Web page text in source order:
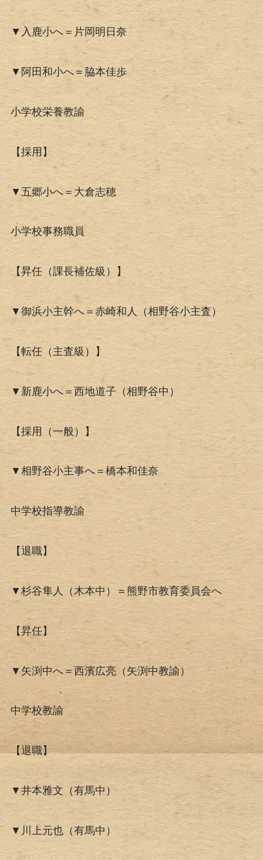
▼入鹿小へ＝片岡明日奈
▼阿田和小へ＝脇本佳歩
小学校栄養教諭
【採用】
▼五郷小へ＝大倉志穂
小学校事務職員
【昇任（課長補佐級）】
▼御浜小主幹へ＝赤崎和人（相野谷小主査）
【転任（主査級）】
▼新鹿小へ＝西地道子（相野谷中）
【採用（一般）】
▼相野谷小主事へ＝橋本和佳奈
中学校指導教諭
【退職】
▼杉谷隼人（木本中）＝熊野市教育委員会へ
【昇任】
▼矢渕中へ＝西濱広亮（矢渕中教諭）
中学校教諭
【退職】
▼井本雅文（有馬中）
▼川上元也（有馬中）